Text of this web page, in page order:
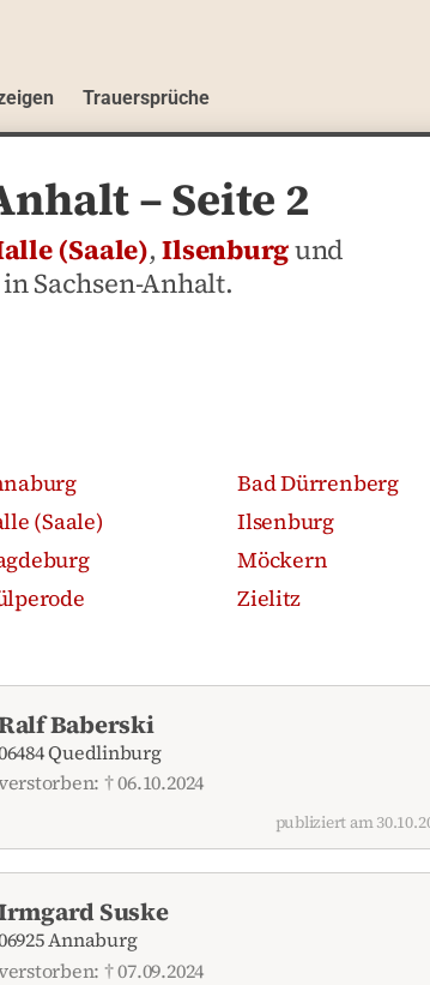
Trauersprüche
– Seite 2
(Saale),Ilsenburgund
Sachsen-Anhalt.
suchen
Bad Dürrenberg
(Saale)
Ilsenburg
Möckern
Zielitz
Baberski
Quedlinburg
† 06.10.2024
publiziert am
Suske
Annaburg
† 07.09.2024